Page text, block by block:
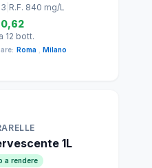
R.F. 840 mg/L
12 bott.
Roma Milano
1L
a rendere